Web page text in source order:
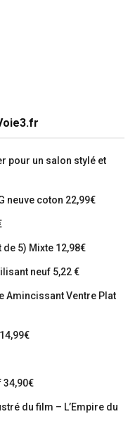
pour un salon stylé et
neuve coton 22,99€
5) Mixte 12,98€
neuf 5,22 €
Amincissant Ventre Plat
34,90€
du film – L’Empire du